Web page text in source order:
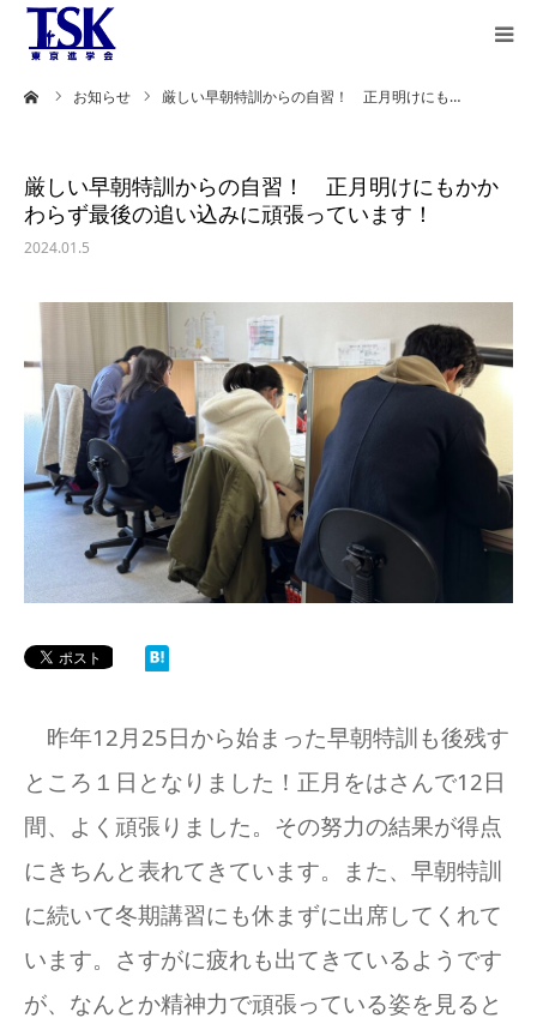
お知らせ 厳しい早朝特訓からの自習！ 正月明けにも…
厳しい早朝特訓からの自習！ 正月明けにもかか
わらず最後の追い込みに頑張っています！
2024.01.5
昨年12月25日から始まった早朝特訓も後残す
ところ１日となりました ！ 正月をはさんで12日
間、よく頑張りました。その努力の結果が得点
にきちんと表れてきています。また、早朝特訓
に続いて冬期講習にも休まずに出席してくれて
います。さすがに疲れも出てきているようです
が、なんとか精神力で頑張っている姿を見ると
教育理念
カリキュラム
合格実績
講師紹介
ステップラダー
英語とは
設備について
よくある質問
塾長＆スタッフのお話ブログ